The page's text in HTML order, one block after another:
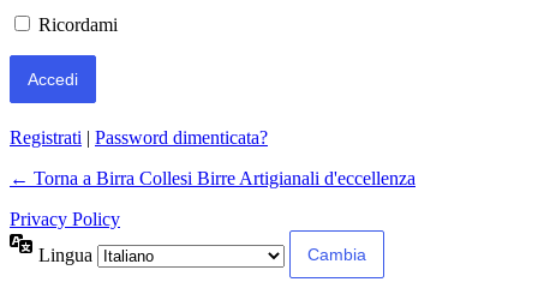
Ricordami
Registrati | Password dimenticata?
← Torna a Birra Collesi Birre Artigianali d'eccellenza
Privacy Policy
Lingua